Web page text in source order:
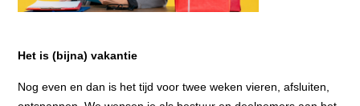
Het is (bijna) vakantie
Nog even en dan is het tijd voor twee weken vieren, afsluiten,